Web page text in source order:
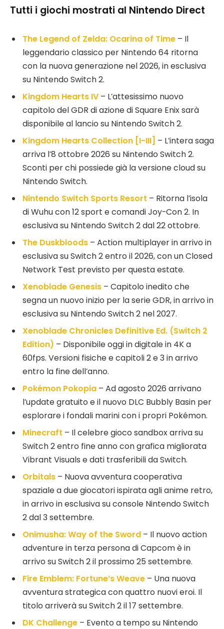
Tutti i giochi mostrati al Nintendo Direct
The Legend of Zelda: Ocarina of Time – Il
leggendario classico per Nintendo 64 ritorna
con la nuova generazione nel 2026, in esclusiva
su Nintendo Switch 2.
Kingdom Hearts IV – L’attesissimo nuovo
capitolo del GDR di azione di Square Enix sarà
disponibile al lancio su Nintendo Switch 2.
Kingdom Hearts Collection [I-III] – L’intera saga
arriva l’8 ottobre 2026 su Nintendo Switch 2.
Sconti per chi possiede già la versione cloud su
Nintendo Switch.
Nintendo Switch Sports Resort – Ritorna l’isola
di Wuhu con 12 sport e comandi Joy-Con 2. In
esclusiva su Nintendo Switch 2 dal 22 ottobre.
The Duskbloods – Action multiplayer in arrivo in
esclusiva su Switch 2 entro il 2026, con un Closed
Network Test previsto per questa estate.
Xenoblade Genesis – Capitolo inedito che
segna un nuovo inizio per la serie GDR, in arrivo in
esclusiva su Nintendo Switch 2 nel 2027.
Xenoblade Chronicles Definitive Ed. (Switch 2
Edition) – Disponibile oggi in digitale in 4K a
60fps. Versioni fisiche e capitoli 2 e 3 in arrivo
entro la fine dell’anno.
Pokémon Pokopia – Ad agosto 2026 arrivano
l’update gratuito e il nuovo DLC Bubbly Basin per
esplorare i fondali marini con i propri Pokémon.
Minecraft – Il celebre gioco sandbox arriva su
Switch 2 entro fine anno con grafica migliorata
Vibrant Visuals e dati trasferibili da Switch.
Orbitals – Nuova avventura cooperativa
spaziale a due giocatori ispirata agli anime retro,
in arrivo in esclusiva su console Nintendo Switch
2 dal 3 settembre.
Onimusha: Way of the Sword – Il nuovo action
adventure in terza persona di Capcom è in
arrivo su Switch 2 il prossimo 25 settembre.
Fire Emblem: Fortune’s Weave – Una nuova
avventura strategica con quattro nuovi eroi. Il
titolo arriverà su Switch 2 il 17 settembre.
DK Challenge – Evento a tempo su Nintendo